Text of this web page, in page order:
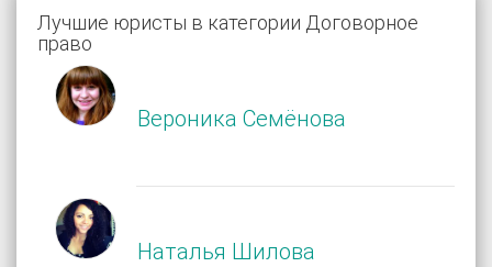
Лучшие юристы в категории Договорное
право
Вероника Семёнова
Наталья Шилова